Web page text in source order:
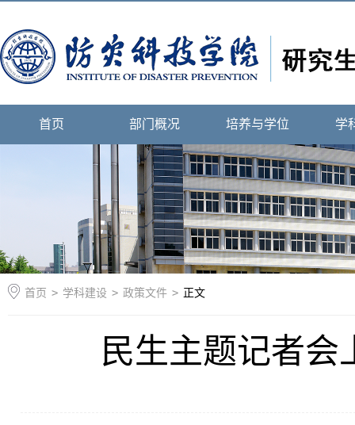
首页 部门概况 培养与学位 学
首页 > 学科建设 > 政策文件 > 正文
民生主题记者会